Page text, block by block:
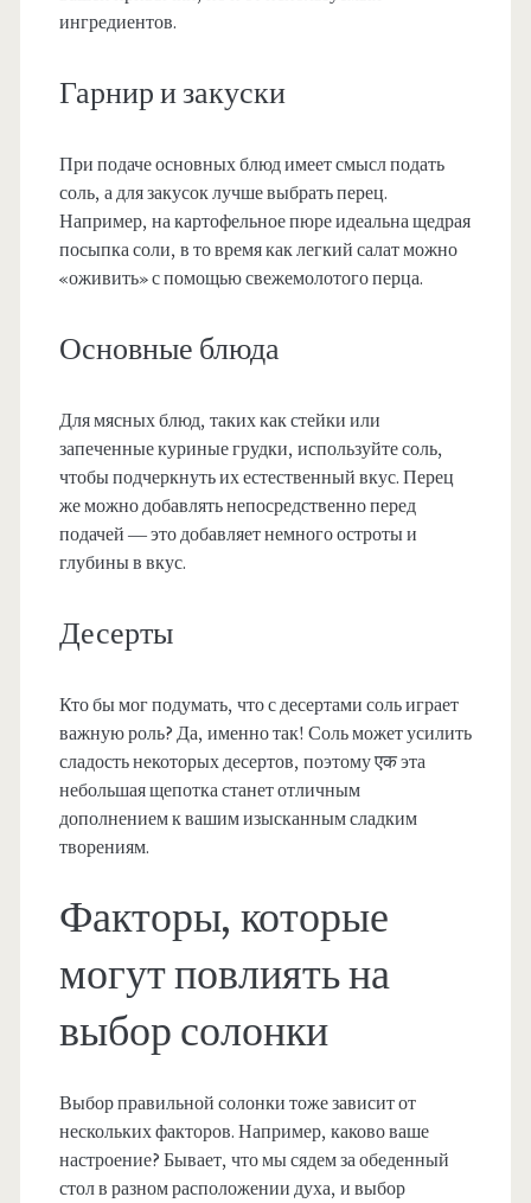
ингредиентов.
Гарнир и закуски
При подаче основных блюд имеет смысл подать
соль, а для закусок лучше выбрать перец.
Например, на картофельное пюре идеальна щедрая
посыпка соли, в то время как легкий салат можно
«оживить» с помощью свежемолотого перца.
Основные блюда
Для мясных блюд, таких как стейки или
запеченные куриные грудки, используйте соль,
чтобы подчеркнуть их естественный вкус. Перец
же можно добавлять непосредственно перед
подачей — это добавляет немного остроты и
глубины в вкус.
Десерты
Кто бы мог подумать, что с десертами соль играет
важную роль? Да, именно так! Соль может усилить
сладость некоторых десертов, поэтому एक эта
небольшая щепотка станет отличным
дополнением к вашим изысканным сладким
творениям.
Факторы, которые
могут повлиять на
выбор солонки
Выбор правильной солонки тоже зависит от
нескольких факторов. Например, каково ваше
настроение? Бывает, что мы сядем за обеденный
стол в разном расположении духа, и выбор